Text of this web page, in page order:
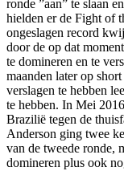
ronde ”aan” te slaan
hielden er de Fight of
ongeslagen record
door de op dat
te domineren en te
maanden later op
verslagen te hebben
te hebben. In Mei
Brazilië tegen de
Anderson ging twee
van de tweede ronde,
domineren plus ook